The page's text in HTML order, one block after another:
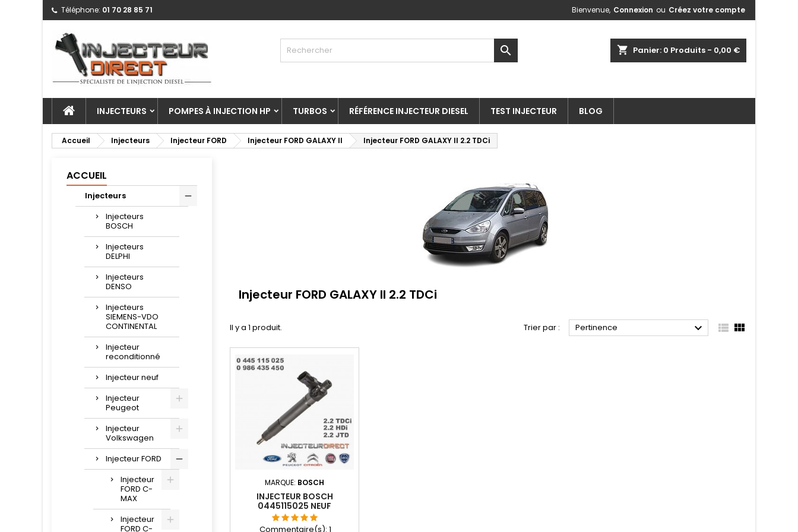
Téléphone: 01 70 28 85 71 Bienvenue, Connexion ou Créez votre compte
shopping_cart Panier: 0 Produits - 0,00 €

INJECTEURS POMPES À INJECTION HP TURBOS RÉFÉRENCE INJECTEUR DIESEL TEST INJECTEUR BLOG
Accueil Injecteurs Injecteur FORD Injecteur FORD GALAXY II Injecteur FORD GALAXY II 2.2 TDCi
ACCUEIL
Injecteurs
Injecteurs
BOSCH
Injecteurs
DELPHI
Injecteurs
DENSO
Injecteurs
SIEMENS-VDO
CONTINENTAL
Injecteur
reconditionné
Injecteur neuf
Injecteur
Peugeot
Injecteur
Volkswagen
Injecteur FORD
Injecteur
FORD C-
MAX
Injecteur
FORD C-
Injecteur FORD GALAXY II 2.2 TDCi
Il y a 1 produit. Trier par : Pertinence   
MARQUE: BOSCH
INJECTEUR BOSCH
0445115025 NEUF
0445115092
Commentaire(s): 1